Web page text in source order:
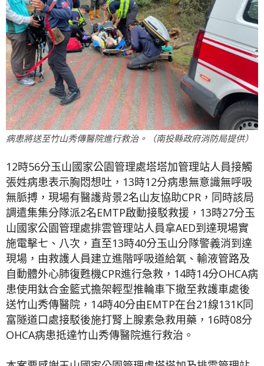
病患將送至竹山秀傳醫院進行救治。（南投縣政府消防局提供）
12時56分玉山國家公園管理處塔塔加管理站人員接觸
張姓病患表示胸悶想吐，13時12分病患無意識無呼吸
無脈搏，現場有醫護背景2名山友協助CPR，同時該局
調遣集集分隊派2名EMTP啟動接駁救援，13時27分玉
山國家公園管理處排雲管理站人員拿AED到達現場實
施電擊七、八次，直至13時40分玉山分隊警義消到達
現場，由救護人員建立進階呼吸道給氧、輸液管路及
自動體外心肺復甦機CPR進行急救，14時14分OHCA病
患使用鈦合金籃式擔架輕型推輪車下撤至救護車處後
送竹山秀傳醫院，14時40分由EMTP在台21線131K同
富隧道口處接駁後施打腎上腺素急救用藥，16時08分
OHCA病患抵達竹山秀傳醫院進行救治。